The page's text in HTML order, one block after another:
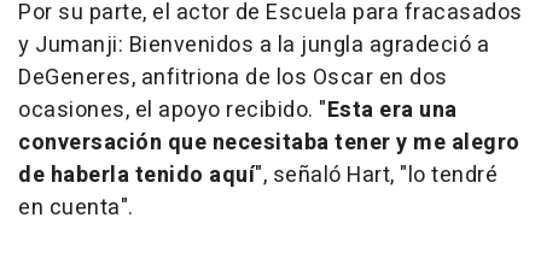
Por su parte, el actor de Escuela para fracasados
y Jumanji: Bienvenidos a la jungla agradeció a
DeGeneres, anfitriona de los Oscar en dos
ocasiones, el apoyo recibido. "Esta era una
conversación que necesitaba tener y me alegro
de haberla tenido aquí", señaló Hart, "lo tendré
en cuenta".